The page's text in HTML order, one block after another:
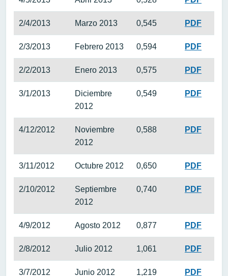
2/4/2013 Marzo 2013 0,545 PDF
2/3/2013 Febrero 2013 0,594 PDF
2/2/2013 Enero 2013 0,575 PDF
3/1/2013
Diciembre
2012
0,549 PDF
4/12/2012
Noviembre
2012
0,588 PDF
3/11/2012 Octubre 2012 0,650 PDF
2/10/2012
Septiembre
2012
0,740 PDF
4/9/2012 Agosto 2012 0,877 PDF
2/8/2012 Julio 2012 1,061 PDF
3/7/2012 Junio 2012 1,219 PDF